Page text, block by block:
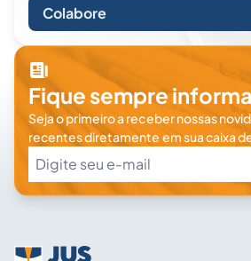
Colabore
Fique sempre
Seja o primeiro a receber nossas
recentes diretamente em sua caixa